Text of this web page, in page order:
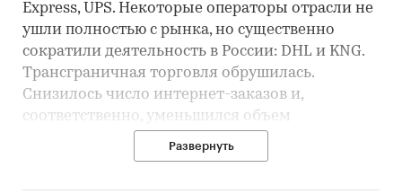
Express, UPS. Некоторые операторы отрасли не
ушли полностью с рынка, но существенно
сократили деятельность в России: DHL и KNG.
Трансграничная торговля обрушилась.
Снизилось число интернет-заказов и,
соответственно, уменьшился объем
международных отправлений. Однако доля
международного обмена почтовой связью
Развернуть